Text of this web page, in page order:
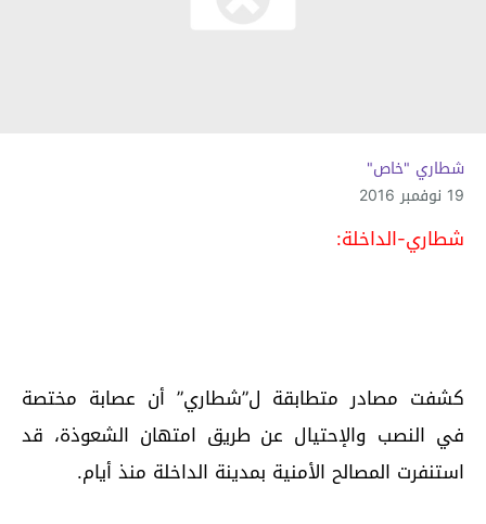
شطاري "خاص"
19 نوفمبر 2016
شطاري-الداخلة:
كشفت مصادر متطابقة ل”شطاري” أن عصابة مختصة
في النصب والإحتيال عن طريق امتهان الشعوذة، قد
استنفرت المصالح الأمنية بمدينة الداخلة منذ أيام.